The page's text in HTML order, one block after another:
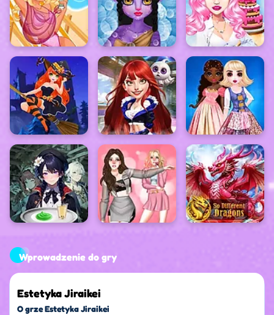
Wprowadzenie do gry
Estetyka Jiraikei
O grze Estetyka Jiraikei